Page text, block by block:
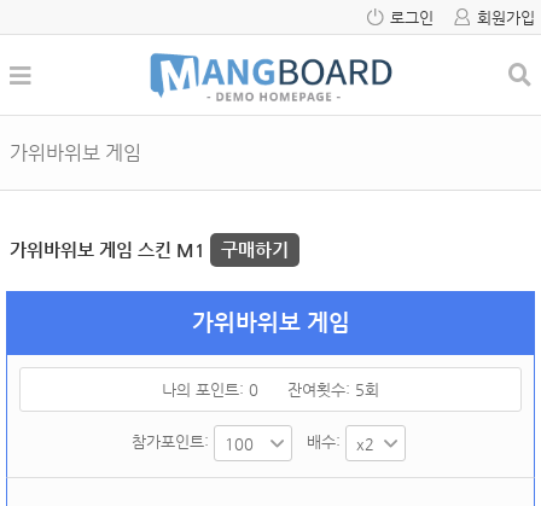
로그인 회원가입
가위바위보 게임
가위바위보 게임 스킨 M1 구매하기
가위바위보 게임
나의 포인트: 0 잔여횟수: 5회
참가포인트: 배수: